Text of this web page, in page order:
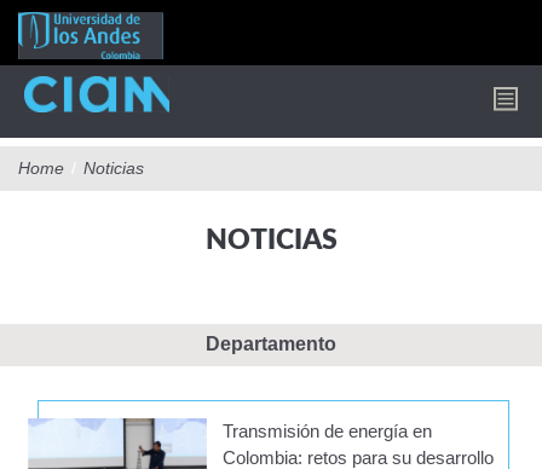
Pasar
contenido
principal
Home / Noticias
NOTICIAS
Departamento
Transmisión de energía en
Colombia: retos para su desarrollo